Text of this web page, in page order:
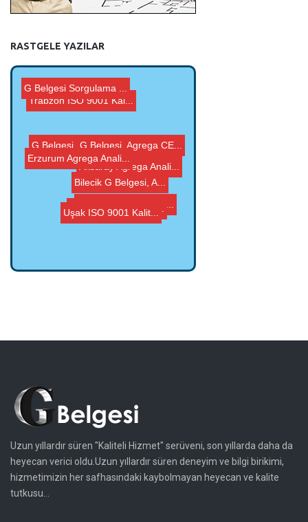
RASTGELE YAZILAR
Diyarbakır ISO 9001...
Aksaray Agrega Anali...
Bartın ISO 9001 Kal...
G Belgesi, Agrega CE...
G Belgesi Sorgulama ...
Uşak ISO 9001 Kalit...
G Belgesi, Agrega CE...
Erzurum Agrega Anali...
Uzun yıllardır süren "Kaliteli Hizmet" serüveni, son yıllarda daha da
heyecan verici oldu.Uzun yıllardır süren deneyim ve bilgi birikimi,
hizmetimizin her safhasındaki kaybolmayan heyecan ve kalite
tutkusu...